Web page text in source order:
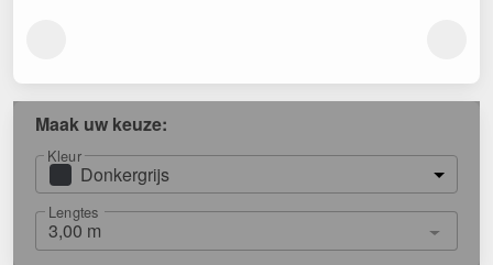
Maak uw keuze:
Kleur
Donkergrijs
Lengtes